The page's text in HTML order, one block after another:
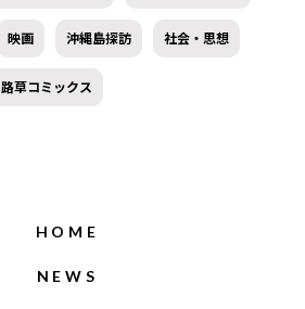
映画 沖縄島探訪 社会・思想
路草コミックス
HOME
NEWS